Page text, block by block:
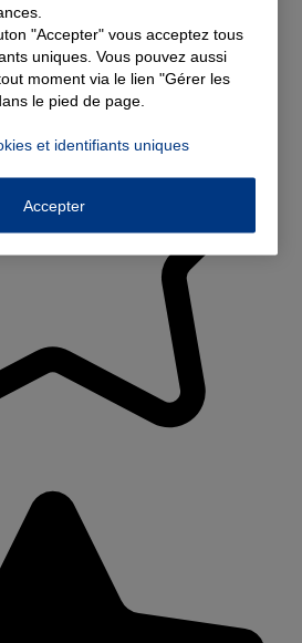
"Accepter" vous acceptez tous
uniques. Vous pouvez aussi
moment via le lien "Gérer les
le pied de page.
et identifiants uniques
Accepter